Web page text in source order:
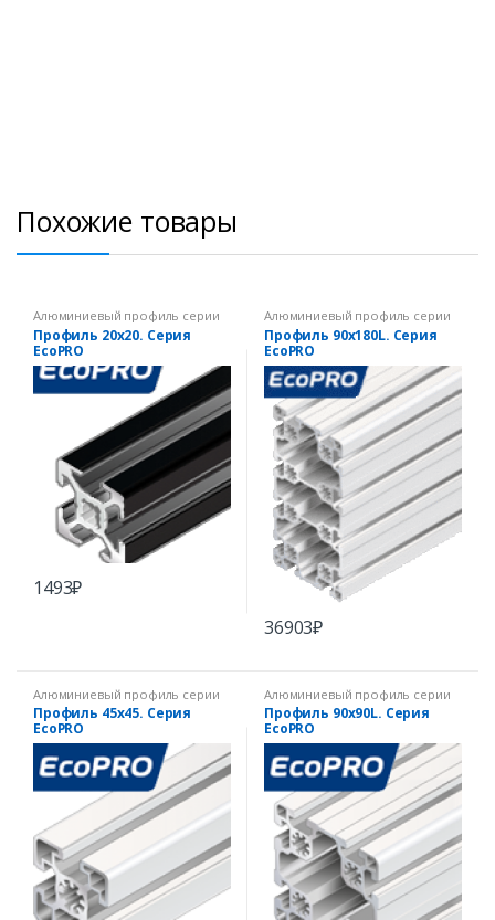
Похожие товары
Алюминиевый профиль серии
EcoPRO
Профиль 20х20. Серия
EcoPRO
1493₽
Алюминиевый профиль серии
EcoPRO
Профиль 90х180L. Серия
EcoPRO
36903₽
Алюминиевый профиль серии
EcoPRO
Профиль 45х45. Серия
EcoPRO
Алюминиевый профиль серии
EcoPRO
Профиль 90х90L. Серия
EcoPRO